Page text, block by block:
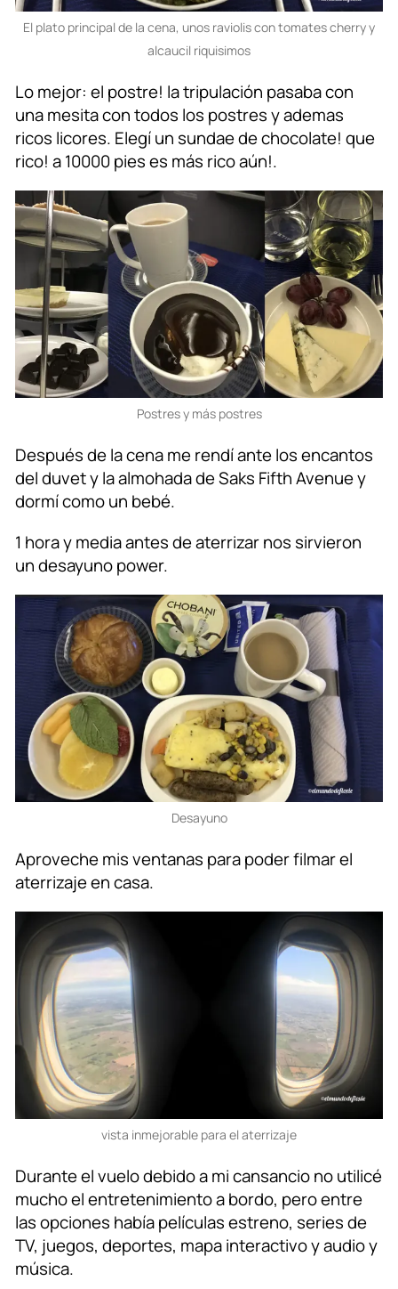
El plato principal de la cena, unos raviolis con tomates cherry y
alcaucil riquisimos
Lo mejor: el postre! la tripulación pasaba con
una mesita con todos los postres y ademas
ricos licores. Elegí un sundae de chocolate! que
rico! a 10000 pies es más rico aún!.
Postres y más postres
Después de la cena me rendí ante los encantos
del duvet y la almohada de Saks Fifth Avenue y
dormí como un bebé.
1 hora y media antes de aterrizar nos sirvieron
un desayuno power.
Desayuno
Aproveche mis ventanas para poder filmar el
aterrizaje en casa.
vista inmejorable para el aterrizaje
Durante el vuelo debido a mi cansancio no utilicé
mucho el entretenimiento a bordo, pero entre
las opciones había películas estreno, series de
TV, juegos, deportes, mapa interactivo y audio y
música.